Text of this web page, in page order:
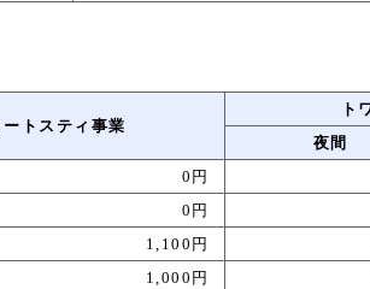
ートスティ事業
ト
夜間
0円
0円
1,100円
1,000円